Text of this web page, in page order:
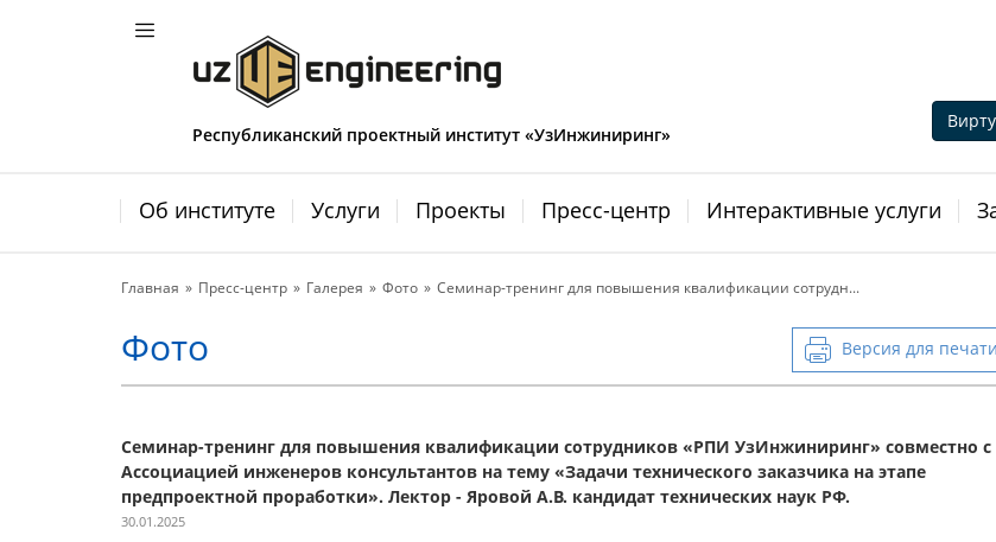
Республиканский проектный институт «УзИнжиниринг»
Об институте Услуги Проекты Пресс-центр Интерактивные услуги
Главная Пресс-центр Галерея Фото Семинар-тренинг для повышения квалификации сотрудн...
Версия для печати
Фото
Семинар-тренинг для повышения квалификации сотрудников «РПИ УзИнжиниринг» совместно с
Ассоциацией инженеров консультантов на тему «Задачи технического заказчика на этапе
предпроектной проработки». Лектор - Яровой А.В. кандидат технических наук РФ.
30.01.2025